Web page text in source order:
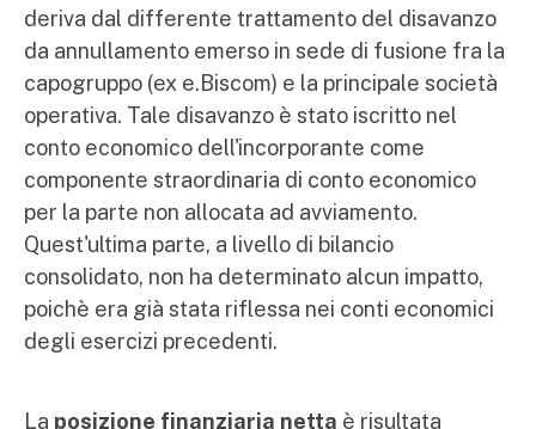
deriva dal differente trattamento del disavanzo
da annullamento emerso in sede di fusione fra la
capogruppo (ex e.Biscom) e la principale società
operativa. Tale disavanzo è stato iscritto nel
conto economico dell'incorporante come
componente straordinaria di conto economico
per la parte non allocata ad avviamento.
Quest'ultima parte, a livello di bilancio
consolidato, non ha determinato alcun impatto,
poichè era già stata riflessa nei conti economici
degli esercizi precedenti.
La posizione finanziaria netta è risultata